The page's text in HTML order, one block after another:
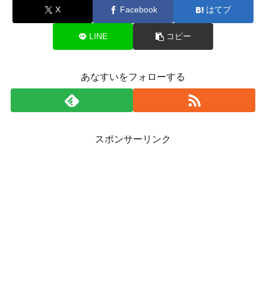
X Facebook はてブ
LINE コピー
あなすいをフォローする
スポンサーリンク